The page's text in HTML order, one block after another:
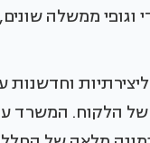
ממשלה
וחדשנות
של הלקוח.